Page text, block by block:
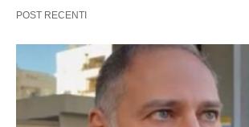
POST RECENTI